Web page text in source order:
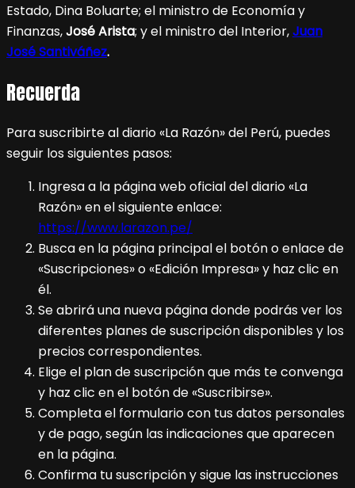
Estado, Dina Boluarte; el ministro de Economía y
Finanzas,José Arista; y el ministro del Interior,Juan
José Santiváñez.
Recuerda
Para suscribirte al diario «La Razón» del Perú, puedes
seguir los siguientes pasos:
Ingresa a la página web oficial del diario «La
Razón» en el siguiente enlace:
https://www.larazon.pe/
Busca en la página principal el botón o enlace de
«Suscripciones» o «Edición Impresa» y haz clic en
él.
Se abrirá una nueva página donde podrás ver los
diferentes planes de suscripción disponibles y los
precios correspondientes.
Elige el plan de suscripción que más te convenga
y haz clic en el botón de «Suscribirse».
Completa el formulario con tus datos personales
y de pago, según las indicaciones que aparecen
en la página.
Confirma tu suscripción y sigue las instrucciones